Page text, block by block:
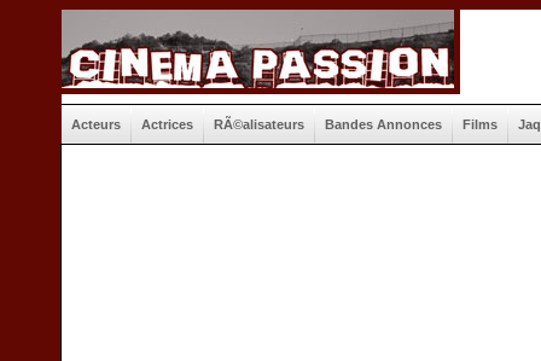
Acteurs Actrices RÃ©alisateurs Bandes Annonces Films